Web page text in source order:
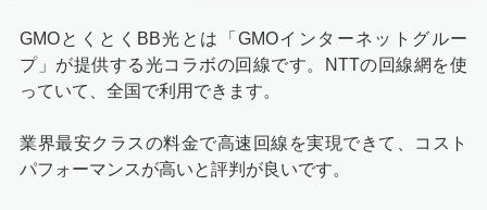
GMOとくとくBB光とは「GMOインターネットグルー
プ」が提供する光コラボの回線です。NTTの回線網を使
っていて、全国で利用できます。
業界最安クラスの料金で高速回線を実現できて、コスト
パフォーマンスが高いと評判が良いです。